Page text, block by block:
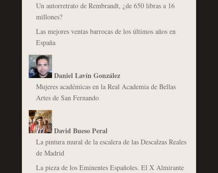
Un autorretrato de Rembrandt, ¿de 650 libras a 16
millones?
Las mejores ventas barrocas de los últimos años en
España
Daniel Lavín González
Mujeres académicas en la Real Academia de Bellas
Artes de San Fernando
David Bueso Peral
La pintura mural de la escalera de las Descalzas Reales
de Madrid
La pieza de los Eminentes Españoles. El X Almirante